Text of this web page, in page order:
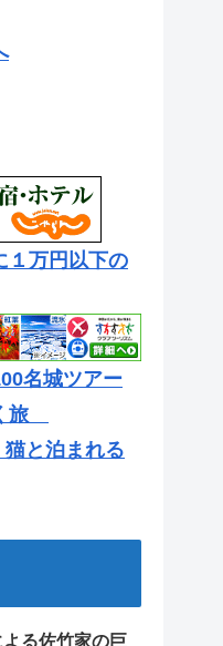
万円以下の
名城ツアー
旅
と泊まれる
る佐竹家の巨